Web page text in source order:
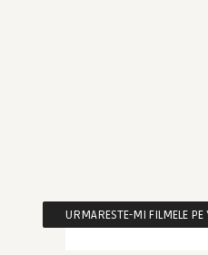
URMARESTE-MI FILMELE PE